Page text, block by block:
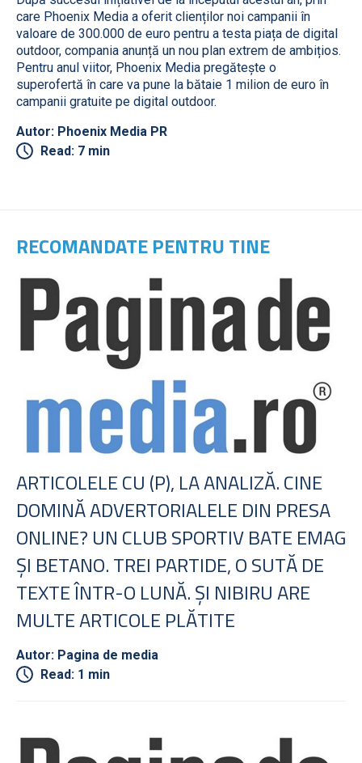
care Phoenix Media a oferit clienților noi campanii în
valoare de 300.000 de euro pentru a testa piața de digital
outdoor, compania anunță un nou plan extrem de ambițios.
Pentru anul viitor, Phoenix Media pregătește o
superofertă în care va pune la bătaie 1 milion de euro în
campanii gratuite pe digital outdoor.
Autor: Phoenix Media PR
Read: 7 min
RECOMANDATE PENTRU TINE
ARTICOLELE CU (P), LA ANALIZĂ. CINE
DOMINĂ ADVERTORIALELE DIN PRESA
ONLINE? UN CLUB SPORTIV BATE EMAG
ŞI BETANO. TREI PARTIDE, O SUTĂ DE
TEXTE ÎNTR-O LUNĂ. ŞI NIBIRU ARE
MULTE ARTICOLE PLĂTITE
Autor: Pagina de media
Read: 1 min